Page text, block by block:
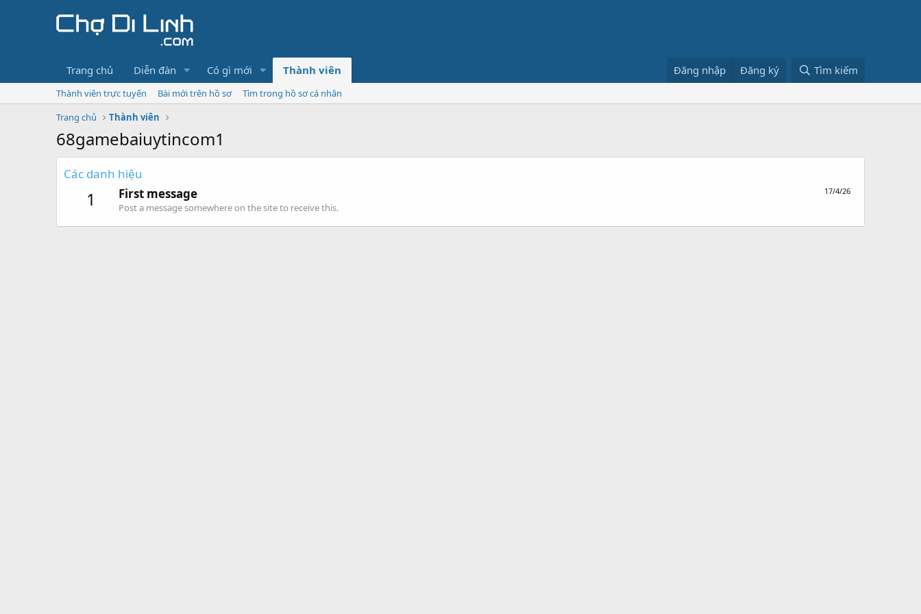
Trang chủ Diễn đàn Có gì mới Thành viên Đăng nhập Đăng ký Tìm kiếm
Thành viên trực tuyến Bài mới trên hồ sơ
Tìm trong hồ sơ cá nhân
Trang chủ
Thành viên
68gamebaiuytincom1
Các danh hiệu
1 17/4/26
First message
Post a message somewhere on the site to receive this.